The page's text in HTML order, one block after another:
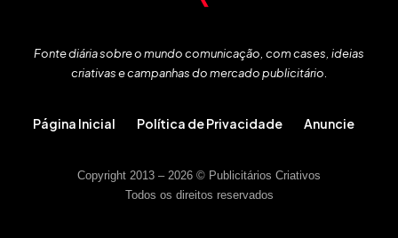
Fonte diária sobre o mundo comunicação, com cases, ideias
criativas e campanhas do mercado publicitário.
Página Inicial Política de Privacidade Anuncie
Copyright 2013 – 2026 © Publicitários Criativos
Todos os direitos reservados